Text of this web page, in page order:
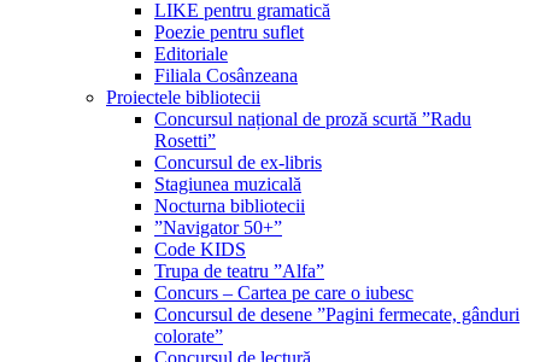
LIKE pentru gramatică
Poezie pentru suflet
Editoriale
Filiala Cosânzeana
Proiectele bibliotecii
Concursul național de proză scurtă ”Radu
Rosetti”
Concursul de ex-libris
Stagiunea muzicală
Nocturna bibliotecii
”Navigator 50+”
Code KIDS
Trupa de teatru ”Alfa”
Concurs – Cartea pe care o iubesc
Concursul de desene ”Pagini fermecate, gânduri
colorate”